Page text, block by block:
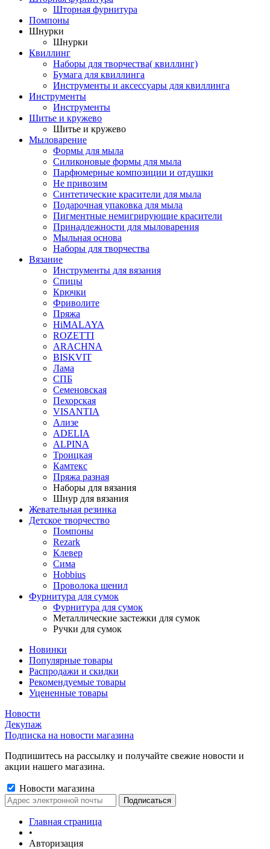
Шторная фурнитура
Помпоны
Шнурки
Шнурки
Квиллинг
Наборы для творчества( квиллинг)
Бумага для квиллинга
Инструменты и аксессуары для квиллинга
Инструменты
Инструменты
Шитье и кружево
Шитье и кружево
Мыловарение
Формы для мыла
Силиконовые формы для мыла
Парфюмерные композиции и отдушки
Не привозим
Синтетические красители для мыла
Подарочная упаковка для мыла
Пигментные немигрирующие красители
Принадлежности для мыловарения
Мыльная основа
Наборы для творчества
Вязание
Инструменты для вязания
Спицы
Крючки
Фриволите
Пряжа
HiMALAYA
ROZETTI
ARACHNA
BISKVIT
Лама
СПБ
Семеновская
Пехорская
VISANTIA
Ализе
ADELIA
ALPINA
Троицкая
Камтекс
Пряжа разная
Наборы для вязания
Шнур для вязания
Жевательная резинка
Детское творчество
Помпоны
Rezark
Клевер
Сима
Hobbius
Проволока шенил
Фурнитура для сумок
Фурнитура для сумок
Металлические застежки для сумок
Ручки для сумок
Новинки
Популярные товары
Распродажи и скидки
Рекомендуемые товары
Уцененные товары
Новости
Декупаж
Подписка на новости магазина
Подпишитесь на рассылку и получайте свежие новости и
акции нашего магазина.
Новости магазина
Главная страница
•
Авторизация